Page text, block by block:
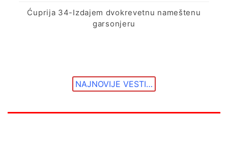
Ćuprija 34-Izdajem dvokrevetnu nameštenu
garsonjeru
NAJNOVIJE VESTI…